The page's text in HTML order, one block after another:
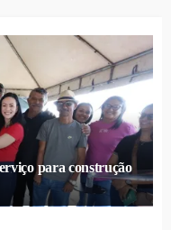
para construção